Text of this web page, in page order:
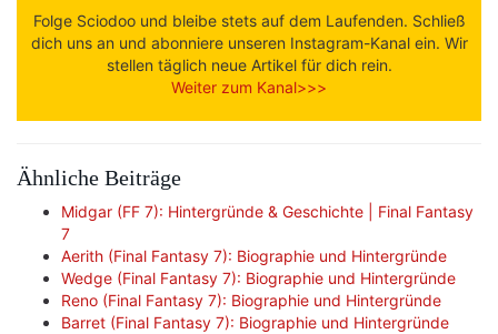
Folge Sciodoo und bleibe stets auf dem Laufenden. Schließ
dich uns an und abonniere unseren Instagram-Kanal ein. Wir
stellen täglich neue Artikel für dich rein.
Weiter zum Kanal>>>
Ähnliche Beiträge
Midgar (FF 7): Hintergründe & Geschichte | Final Fantasy
7
Aerith (Final Fantasy 7): Biographie und Hintergründe
Wedge (Final Fantasy 7): Biographie und Hintergründe
Reno (Final Fantasy 7): Biographie und Hintergründe
Barret (Final Fantasy 7): Biographie und Hintergründe